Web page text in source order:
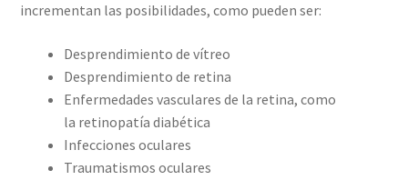
incrementan las posibilidades, como pueden ser:
Desprendimiento de vítreo
Desprendimiento de retina
Enfermedades vasculares de la retina, como
la retinopatía diabética
Infecciones oculares
Traumatismos oculares